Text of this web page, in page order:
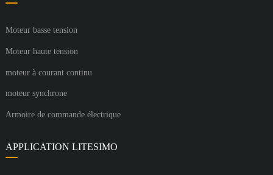
Moteur basse tension
Moteur haute tension
moteur à courant continu
moteur synchrone
Armoire de commande électrique
APPLICATION LITESIMO